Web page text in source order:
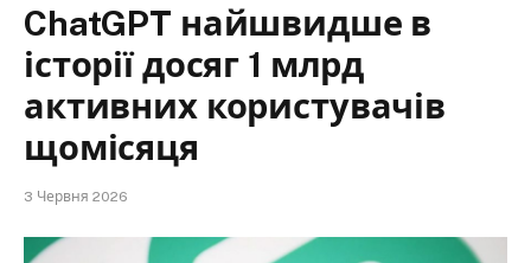
ChatGPT найшвидше в
історії досяг 1 млрд
активних користувачів
щомісяця
3 Червня 2026